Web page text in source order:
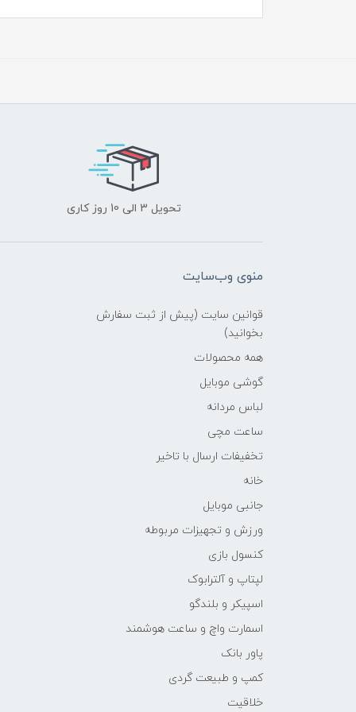
تحویل 3 الی 10 روز کاری
منوی وب‌سایت
قوانین سایت (پیش از ثبت سفارش
بخوانید)
همه محصولات
گوشی موبایل
لباس مردانه
ساعت مچی
تخفیفات ارسال با تاخیر
خانه
جانبی موبایل
ورزش و تجهیزات مربوطه
کنسول بازی
لپتاپ و آلترابوک
اسپیکر و بلندگو
اسمارت واچ و ساعت هوشمند
پاور بانک
کمپ و طبیعت گردی
خلاقیت